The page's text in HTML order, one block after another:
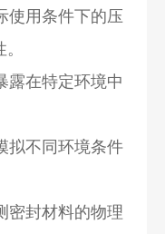
使用条件下的压
露在特定环境中
拟不同环境条件
密封材料的物理